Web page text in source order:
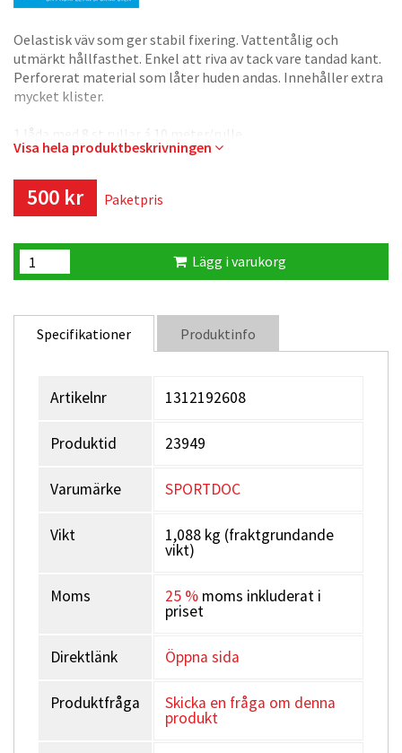
Oelastisk väv som ger stabil fixering. Vattentålig och
utmärkt hållfasthet. Enkel att riva av tack vare tandad kant.
Perforerat material som låter huden andas. Innehåller extra
mycket klister.
1 låda med 8 st rullar á 10 meter/rulle.
Visa hela produktbeskrivningen
500 kr Paketpris
Lägg i varukorg
Specifikationer Produktinfo
Artikelnr 1312192608
Produktid 23949
Varumärke SPORTDOC
Vikt 1,088 kg (fraktgrundande
vikt)
Moms 25 % moms inkluderat i
priset
Direktlänk Öppna sida
Produktfråga Skicka en fråga om denna
produkt